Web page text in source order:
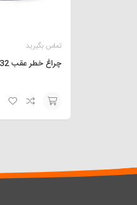
تماس بگیرید
چراغ خطر عقب 132 سفید برفی
افزودن